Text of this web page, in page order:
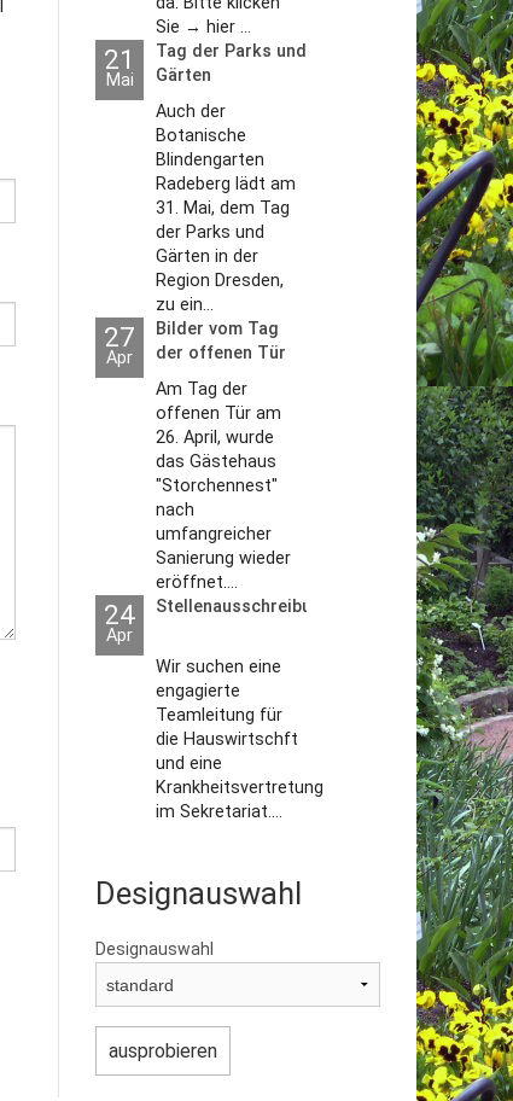
Sie → hier ...
21
Mai
Tag der Parks und
Gärten
Auch der
Botanische
Blindengarten
Radeberg lädt am
31. Mai, dem Tag
der Parks und
Gärten in der
Region Dresden,
zu ein...
27
Apr
Bilder vom Tag
der offenen Tür
2026
Am Tag der
offenen Tür am
26. April, wurde
das Gästehaus
"Storchennest"
nach
umfangreicher
Sanierung wieder
eröffnet....
24
Apr
Stellenausschreibungen
Wir suchen eine
engagierte
Teamleitung für
die Hauswirtschft
und eine
Krankheitsvertretung
im Sekretariat....
Designauswahl
Designauswahl